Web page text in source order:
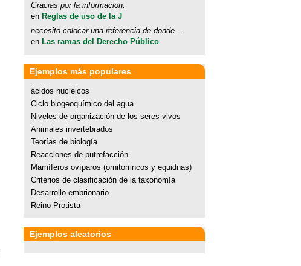
Gracias por la informacion.
en Reglas de uso de la J
necesito colocar una referencia de donde...
en Las ramas del Derecho Público
Ejemplos más populares
ácidos nucleicos
Ciclo biogeoquímico del agua
Niveles de organización de los seres vivos
Animales invertebrados
Teorías de biología
Reacciones de putrefacción
Mamíferos ovíparos (ornitorrincos y equidnas)
Criterios de clasificación de la taxonomía
Desarrollo embrionario
Reino Protista
Ejemplos aleatorios